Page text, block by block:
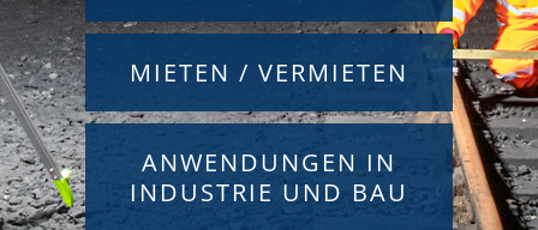
MIETEN / VERMIETEN
ANWENDUNGEN IN
INDUSTRIE UND BAU